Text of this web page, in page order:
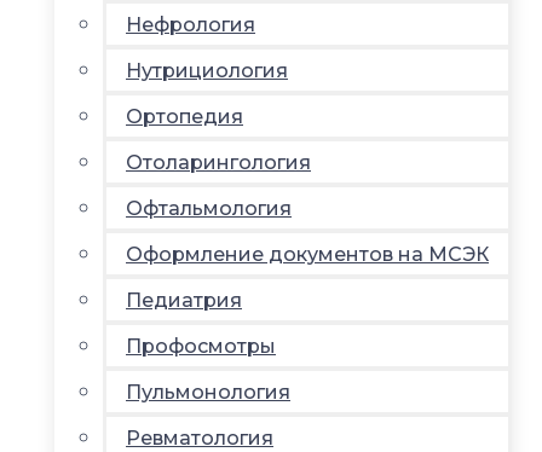
Нефрология
Нутрициология
Ортопедия
Отоларингология
Офтальмология
Оформление документов на МСЭК
Педиатрия
Профосмотры
Пульмонология
Ревматология